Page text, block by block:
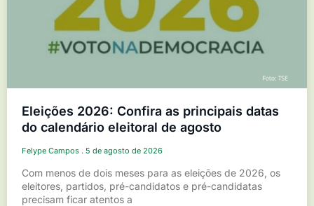
Eleições 2026: Confira as principais datas
do calendário eleitoral de agosto
Felype Campos 5 de agosto de 2026
Com menos de dois meses para as eleições de 2026, os
eleitores, partidos, pré-candidatos e pré-candidatas
precisam ficar atentos a